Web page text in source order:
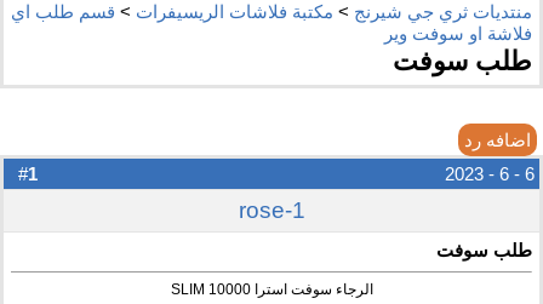
منتديات ثري جي شيرنج > مكتبة فلاشات الريسيفرات > قسم طلب اي
فلاشة او سوفت وير
طلب سوفت
اضافه رد
1 6 - 6 - 2023
rose-1
طلب سوفت
الرجاء سوفت استرا 10000 SLIM